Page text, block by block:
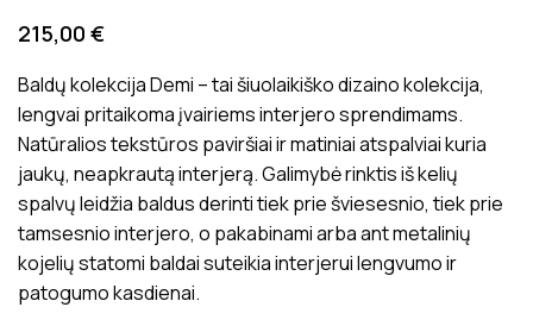
215,00 €
Baldų kolekcija Demi – tai šiuolaikiško dizaino kolekcija,
lengvai pritaikoma įvairiems interjero sprendimams.
Natūralios tekstūros paviršiai ir matiniai atspalviai kuria
jaukų, neapkrautą interjerą. Galimybė rinktis iš kelių
spalvų leidžia baldus derinti tiek prie šviesesnio, tiek prie
tamsesnio interjero, o pakabinami arba ant metalinių
kojelių statomi baldai suteikia interjerui lengvumo ir
patogumo kasdienai.